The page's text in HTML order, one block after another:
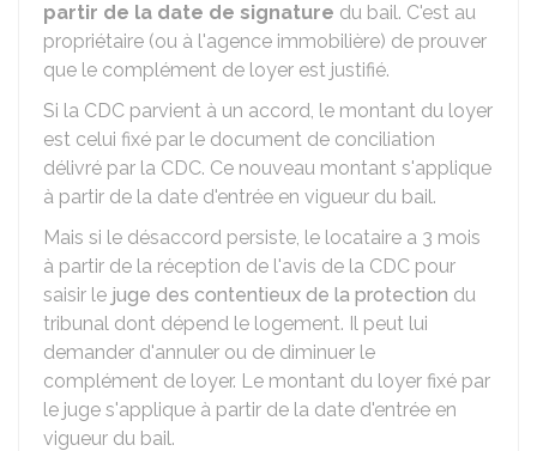
partir de la date de signature du bail. C'est au
propriétaire (ou à l'agence immobilière) de prouver
que le complément de loyer est justifié.
Si la CDC parvient à un accord, le montant du loyer
est celui fixé par le document de conciliation
délivré par la CDC. Ce nouveau montant s'applique
à partir de la date d'entrée en vigueur du bail.
Mais si le désaccord persiste, le locataire a 3 mois
à partir de la réception de l'avis de la CDC pour
saisir le juge des contentieux de la protection du
tribunal dont dépend le logement. Il peut lui
demander d'annuler ou de diminuer le
complément de loyer. Le montant du loyer fixé par
le juge s'applique à partir de la date d'entrée en
vigueur du bail.